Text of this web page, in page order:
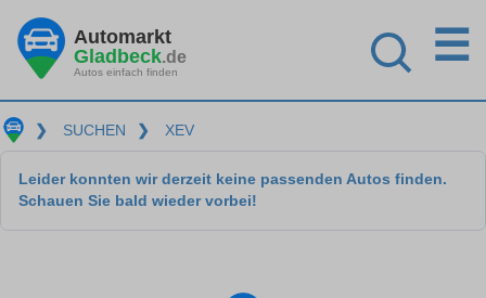
Automarkt
Gladbeck.de
Autos einfach finden
☰
❯ SUCHEN ❯ XEV
Leider konnten wir derzeit keine passenden Autos finden.
Schauen Sie bald wieder vorbei!